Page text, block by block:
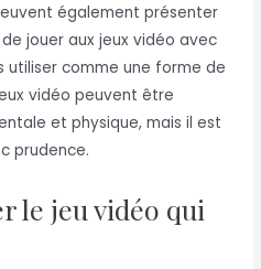
également présenter
jouer aux jeux vidéo avec
comme une forme de
vidéo peuvent être
et physique, mais il est
prudence.
le jeu vidéo qui